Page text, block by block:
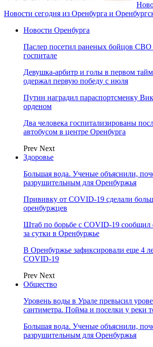
Новости сегодня из Оренбурга и
Новости Оренбурга
Паслер посетил раненых бойцов СВО
госпитале
Девушка-арбитр и голы в первом
одержал первую победу с июля
Путин наградил параспортсменку
орденом
Два человека госпитализированы
автобусом в центре Оренбурга
Prev Next
Здоровье
Большая вода. Ученые объяснили,
разрушительным для Оренбуржья
Прививку от COVID-19 сделали
оренбуржцев
Штаб по борьбе с СOVID-19 сообщил
за сутки в Оренбуржье
В Оренбуржье зафиксировали еще 4
COVID-19
Prev Next
Общество
Уровень воды в Урале превысил
сантиметра. Пойма и поселки у реки
Большая вода. Ученые объяснили,
разрушительным для Оренбуржья